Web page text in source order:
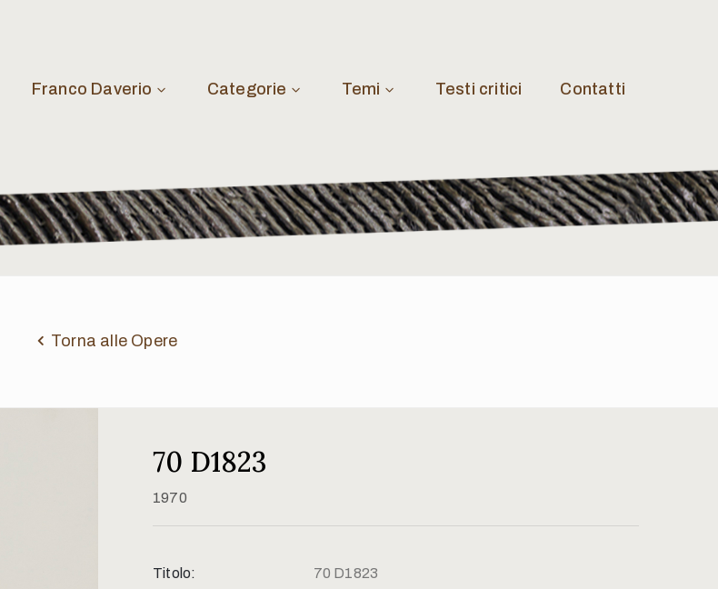
Franco Daverio Categorie Temi Testi critici Contatti
Torna alle Opere
70 D1823
1970
Titolo: 70 D1823